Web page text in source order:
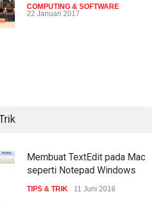
pasar e-
Ini kata
COMPUTING & SOFTWARE
22 Januari 2017
pandangan mata
TECH SPEC 8 Januari 2017
Membuat TextEdit pada Mac
seperti Notepad Windows
TIPS & TRIK 11 Juni 2016